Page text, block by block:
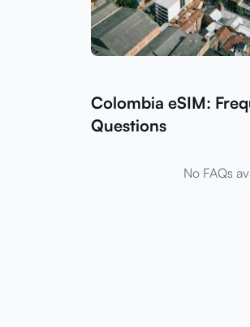
Colombia eSIM:
Questions
No FAQs